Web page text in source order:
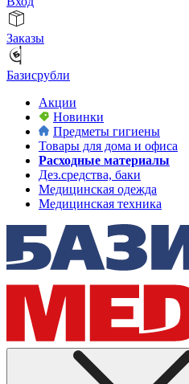
Заказы
Базисрубли
Акции
Новинки
Предметы гигиены
Товары для дома и офиса
Расходные материалы
Дез.средства, баки
Медицинская одежда
Медицинская техника